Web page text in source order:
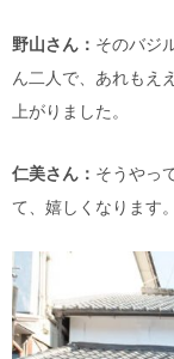
野山さん： そのバジ
ん二人で、あれもえ
上がりました。
仁美さん： そうやっ
て、嬉しくなります。